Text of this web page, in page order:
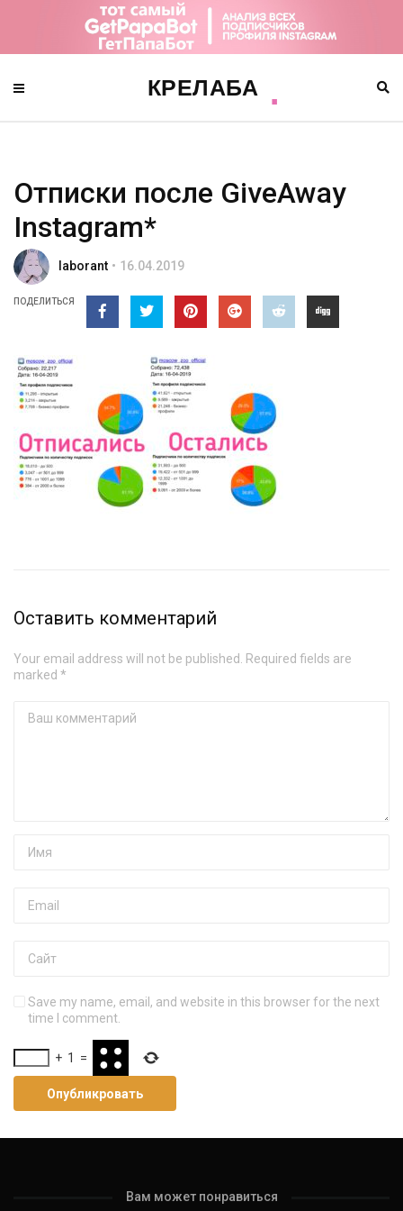
Отписки после GiveAway
Instagram*
laborant 16.04.2019
ПОДЕЛИТЬСЯ
Оставить комментарий
Your email address will not be published. Required fields are
marked *
Save my name, email, and website in this browser for the next
time I comment.
+ 1 =
Вам может понравиться